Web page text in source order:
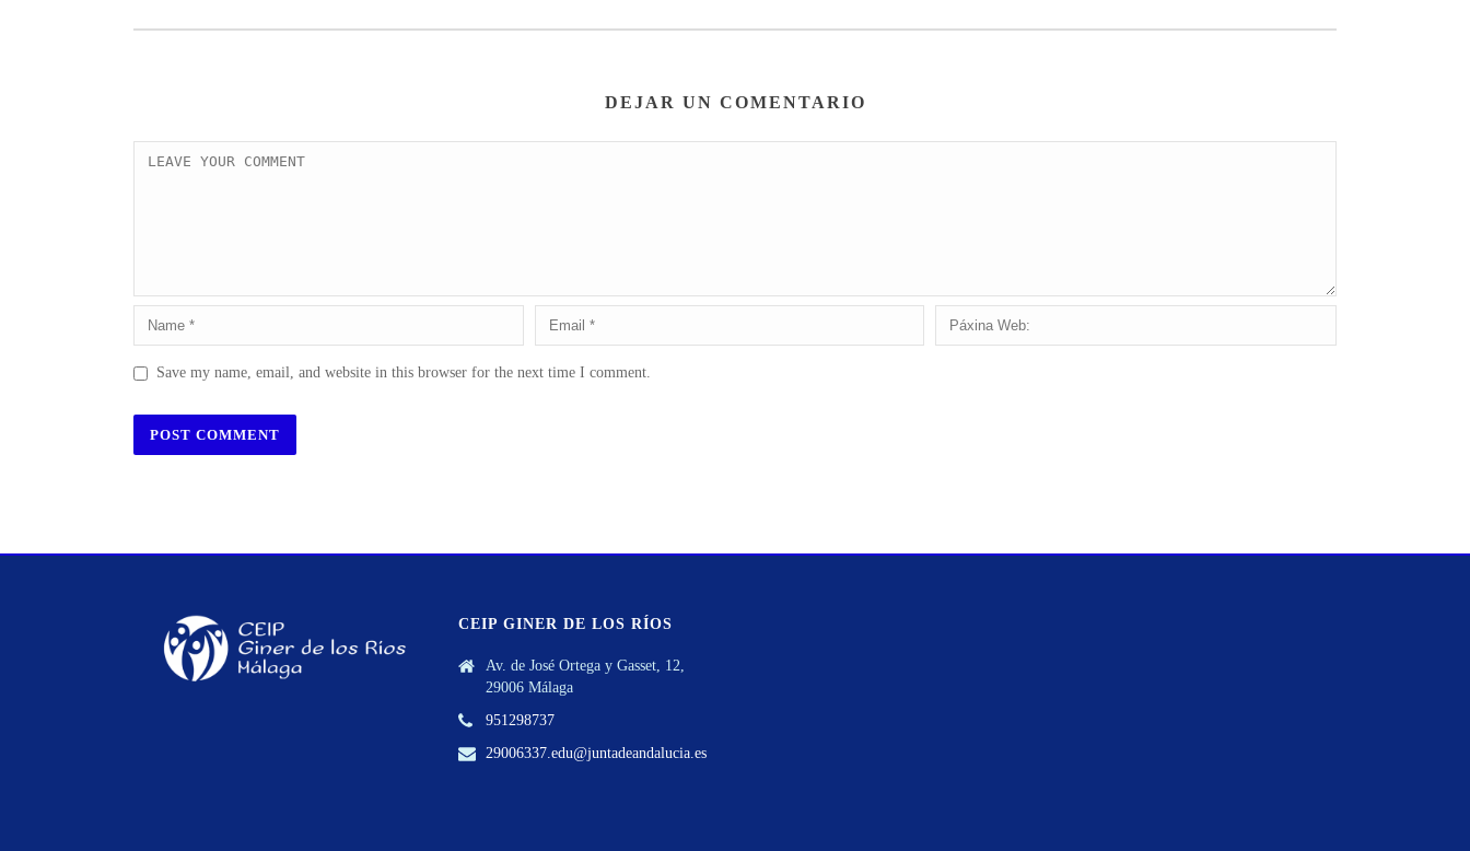
DEJAR UN COMENTARIO
Save my name, email, and website in this browser for the next time I comment.
CEIP GINER DE LOS RÍOS
Av. de José Ortega y Gasset, 12,
29006 Málaga
951298737
29006337.edu@juntadeandalucia.es